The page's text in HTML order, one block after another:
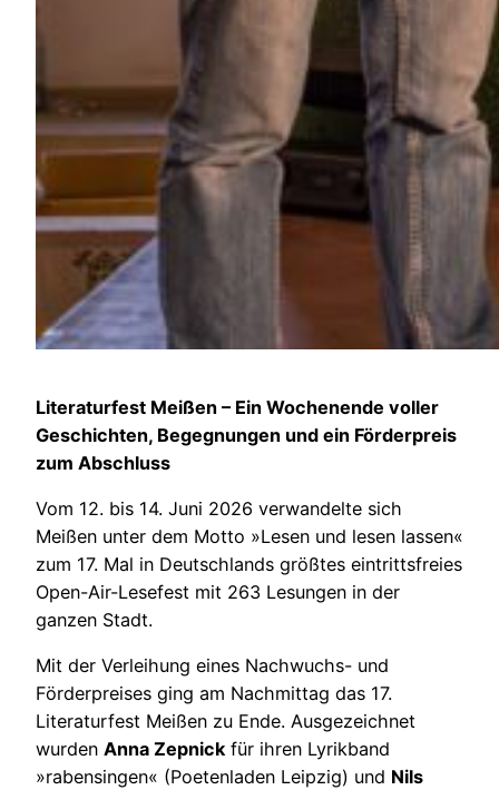
Literaturfest Meißen – Ein Wochenende voller
Geschichten, Begegnungen und ein Förderpreis
zum Abschluss
Vom 12. bis 14. Juni 2026 verwandelte sich
Meißen unter dem Motto »Lesen und lesen lassen«
zum 17. Mal in Deutschlands größtes eintrittsfreies
Open-Air-Lesefest mit 263 Lesungen in der
ganzen Stadt.
Mit der Verleihung eines Nachwuchs- und
Förderpreises ging am Nachmittag das 17.
Literaturfest Meißen zu Ende. Ausgezeichnet
wurden Anna Zepnick für ihren Lyrikband
»rabensingen« (Poetenladen Leipzig) und Nils